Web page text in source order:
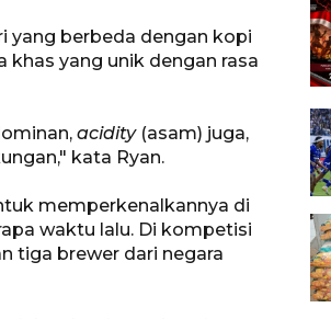
yang berbeda dengan kopi
yang unik dengan rasa
acidity(asam) juga,
kata Ryan.
memperkenalkannya di
waktu lalu. Di kompetisi
tiga brewer dari negara